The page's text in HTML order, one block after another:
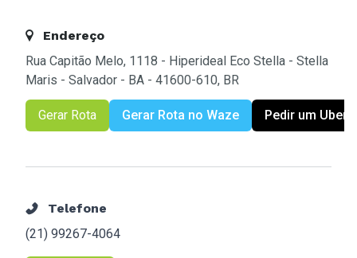
Endereço
Rua Capitão Melo, 1118 - Hiperideal Eco Stella - Stella
Maris - Salvador - BA - 41600-610, BR
Gerar Rota Gerar Rota no Waze Pedir um Uber
Telefone
(21) 99267-4064